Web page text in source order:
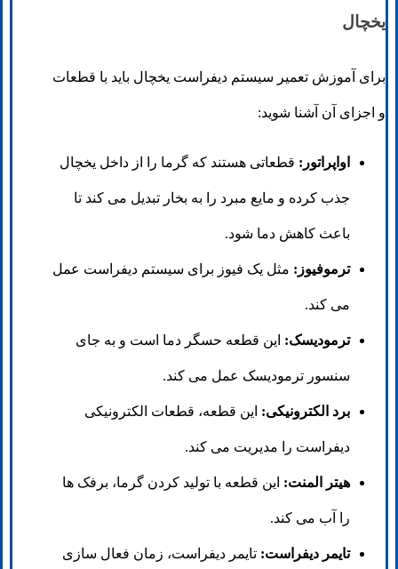
یخچال
برای آموزش تعمیر سیستم دیفراست یخچال باید با قطعات
و اجزای آن آشنا شوید:
اواپراتور: قطعاتی هستند که گرما را از داخل یخچال
جذب کرده و مایع مبرد را به بخار تبدیل می کند تا
باعث کاهش دما شود.
ترموفیوز: مثل یک فیوز برای سیستم دیفراست عمل
می کند.
ترمودیسک: این قطعه حسگر دما است و به جای
سنسور ترمودیسک عمل می کند.
برد الکترونیکی: این قطعه، قطعات الکترونیکی
دیفراست را مدیریت می کند.
هیتر المنت: این قطعه با تولید کردن گرما، برفک ها
را آب می کند.
تایمر دیفراست: تایمر دیفراست، زمان فعال سازی